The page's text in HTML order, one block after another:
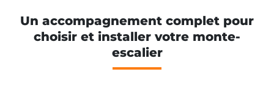
Un accompagnement complet pour
choisir et installer votre monte-
escalier